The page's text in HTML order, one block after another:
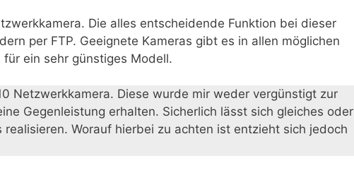
Die alles entscheidende Funktion bei dieser
per FTP. Geeignete Kameras gibt es in allen möglichen
ein sehr günstiges Modell.
Netzwerkkamera. Diese wurde mir weder vergünstigt zur
Gegenleistung erhalten. Sicherlich lässt sich gleiches oder
Worauf hierbei zu achten ist entzieht sich jedoch